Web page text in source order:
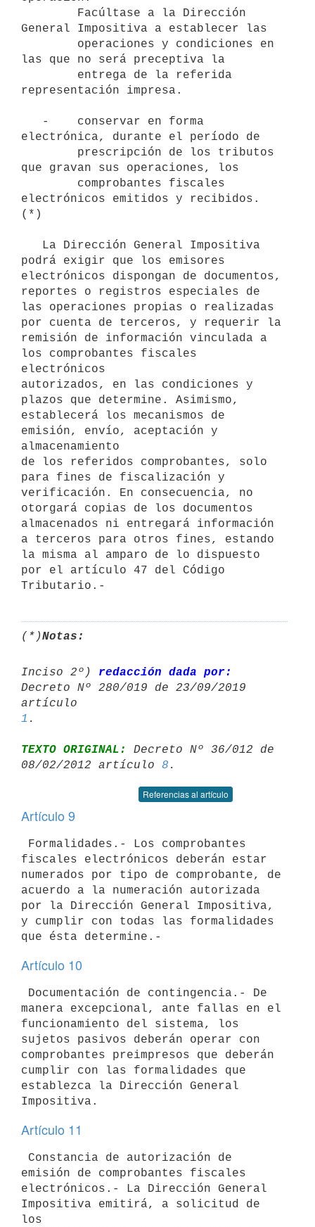
General Impositiva a establecer las
las que no será preceptiva la
representación impresa.
electrónica, durante el período de
que gravan sus operaciones, los
electrónicos emitidos y recibidos.
(*)
podrá exigir que los emisores
electrónicos dispongan de documentos,
reportes o registros especiales de
las operaciones propias o realizadas
por cuenta de terceros, y requerir la
remisión de información vinculada a
los comprobantes fiscales
electrónicos
autorizados, en las condiciones y
plazos que determine. Asimismo,
establecerá los mecanismos de
emisión, envío, aceptación y
almacenamiento
de los referidos comprobantes, solo
para fines de fiscalización y
verificación. En consecuencia, no
otorgará copias de los documentos
almacenados ni entregará información
a terceros para otros fines, estando
la misma al amparo de lo dispuesto
por el artículo 47 del Código
Tributario.-
(*)Notas:
Inciso 2º) redacción dada por:
Decreto Nº 280/019 de 23/09/2019
artículo
1
TEXTO ORIGINAL:
Decreto Nº 36/012 de
08/02/2012 artículo 8
Referencias al artículo
Artículo 9
fiscales electrónicos deberán estar
numerados por tipo de comprobante, de
acuerdo a la numeración autorizada
por la Dirección General Impositiva,
y cumplir con todas las formalidades
Artículo 10
manera excepcional, ante fallas en el
funcionamiento del sistema, los
sujetos pasivos deberán operar con
comprobantes preimpresos que deberán
cumplir con las formalidades que
establezca la Dirección General
Artículo 11
emisión de comprobantes fiscales
electrónicos.- La Dirección General
Impositiva emitirá, a solicitud de
los